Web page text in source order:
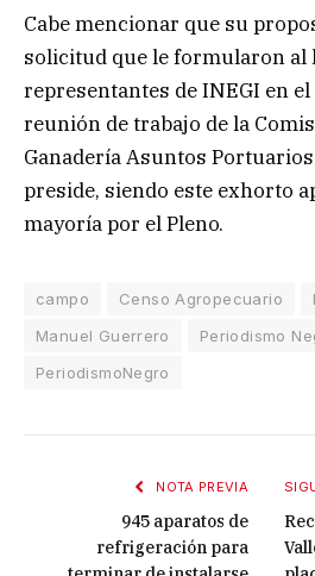
Cabe mencionar que su
solicitud que le formularon al
representantes de INEGI en
reunión de trabajo de la
Ganadería Asuntos Portuarios
preside, siendo este exhorto
mayoría por el Pleno.
campo Censo Agropecuario
Manuel Guerrero
Periodismo
PeriodismoNegro
NOTA PREVIA
945 aparatos de
refrigeración para